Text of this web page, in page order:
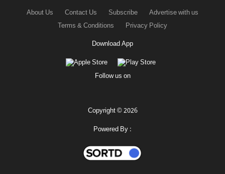
About Us Contact Us Subscribe
Advertise with us
Terms & Conditions
Privacy Policy
Download App
Follow us on
Copyright © 2026
Powered By :